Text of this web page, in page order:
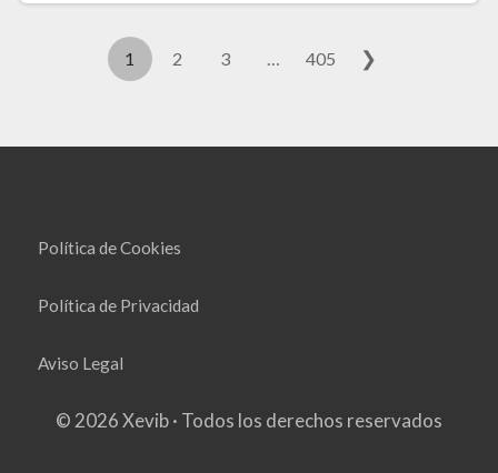
1 2 3 405 ❯
Política de Cookies
Política de Privacidad
Aviso Legal
© 2026 Xevib · Todos los derechos reservados